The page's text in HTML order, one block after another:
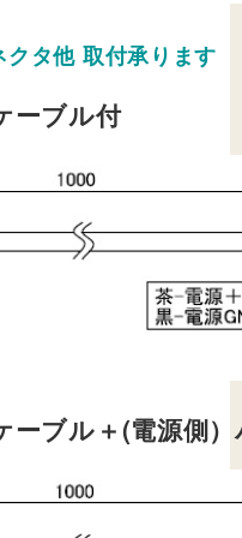
タ他 取付承ります
ーブル付
ーブル＋(電源側